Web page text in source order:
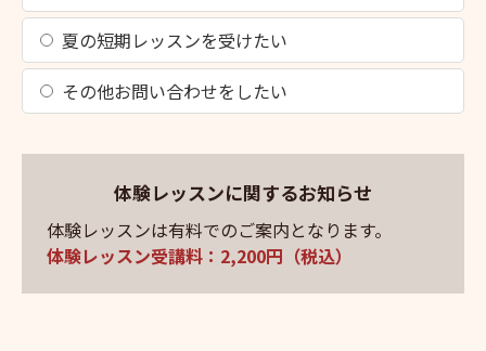
夏の短期レッスンを受けたい
その他お問い合わせをしたい
体験レッスンに関するお知らせ
体験レッスンは有料でのご案内となります。
体験レッスン受講料：2,200円（税込）